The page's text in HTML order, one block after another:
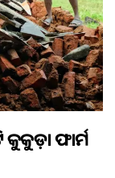
କୁକୁଡ଼ା ଫାର୍ମ